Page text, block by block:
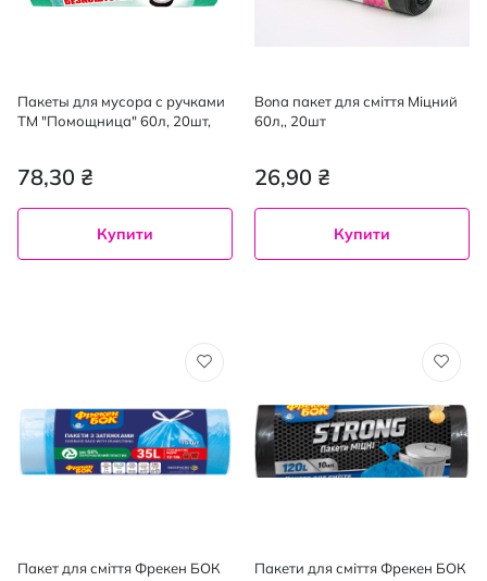
Пакеты для мусора с ручками
ТМ "Помощница" 60л, 20шт,
78,30 ₴
Купити
Bona пакет для сміття Міцний
60л,, 20шт
26,90 ₴
Купити
Пакет для сміття Фрекен БОК
Пакети для сміття Фрекен БОК